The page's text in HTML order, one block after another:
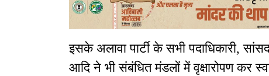
इसके अलावा पार्टी के सभी पदाधिकारी,
आदि ने भी संबंधित मंडलों में वृक्षारोपण कर